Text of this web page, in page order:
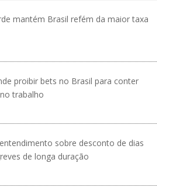
mantém Brasil refém da maior taxa
proibir bets no Brasil para conter
trabalho
sobre desconto de dias
de longa duração